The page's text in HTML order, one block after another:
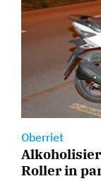
Oberriet
Roller in